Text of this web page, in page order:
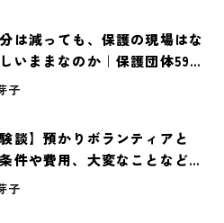
は減っても、保護の現場はな
いままなのか｜保護団体59団
態調査【保護犬・保護猫白書
子
験談】預かりボランティアと
件や費用、大変なことなど紹
子